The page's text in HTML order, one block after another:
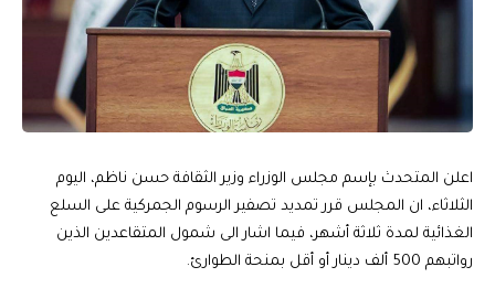
اعلن المتحدث بإسم مجلس الوزراء وزير الثقافة حسن ناظم، اليوم
الثلاثاء، ان المجلس قرر تمديد تصفير الرسوم الجمركية على السلع
الغذائية لمدة ثلاثة أشهر، فيما اشار الى شمول المتقاعدين الذين
رواتبهم 500 ألف دينار أو أقل بمنحة الطوارئ.